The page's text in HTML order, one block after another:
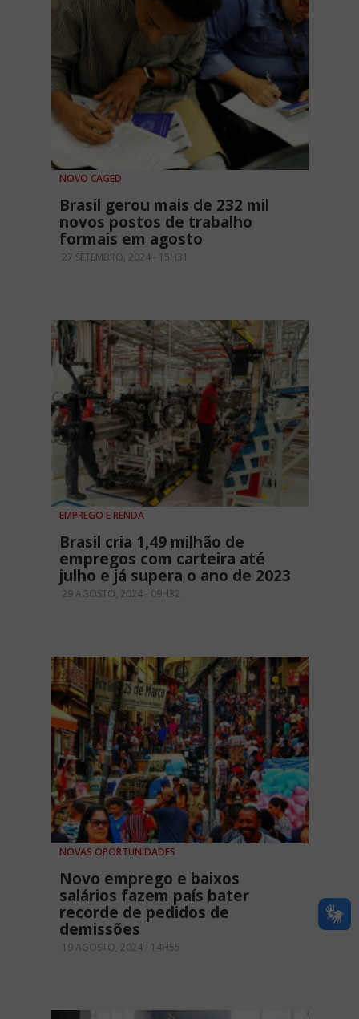
NOVO CAGED
Brasil gerou mais de 232 mil
novos postos de trabalho
formais em agosto
27 SETEMBRO, 2024 - 15H31
EMPREGO E RENDA
Brasil cria 1,49 milhão de
empregos com carteira até
julho e já supera o ano de 2023
29 AGOSTO, 2024 - 09H32
NOVAS OPORTUNIDADES
Novo emprego e baixos
salários fazem país bater
recorde de pedidos de
demissões
19 AGOSTO, 2024 - 14H55